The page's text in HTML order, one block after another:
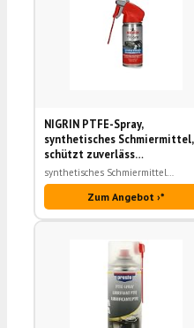
NIGRIN PTFE-Spray,
synthetisches Schmiermittel,
schützt zuverläss…
synthetisches Schmiermittel…
Zum Angebot ›*